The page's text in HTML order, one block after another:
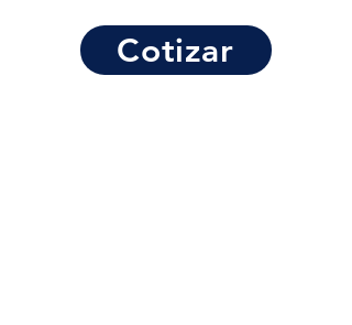
Cotizar